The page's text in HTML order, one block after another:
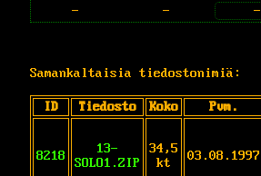
-
- -
Samankaltaisia tiedostonimiä:
ID Tiedosto Koko Pvm.
8218
13-
SOLO1.ZIP
34,5
kt
03.08.1997